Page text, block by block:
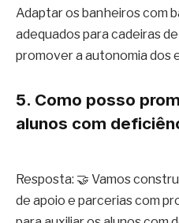
Adaptar os banheiros com
adequados para cadeiras
promover a autonomia dos
5. Como posso
alunos com
Resposta: 🤝 Vamos
de apoio e parcerias com